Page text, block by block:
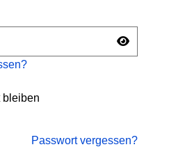
bleiben
Passwort vergessen?